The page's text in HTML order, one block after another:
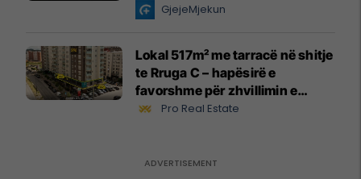
GjejeMjekun
Lokal 517m² me tarracë në shitje
te Rruga C – hapësirë e
favorshme për zhvillimin e
biznesit #15796
Pro Real Estate